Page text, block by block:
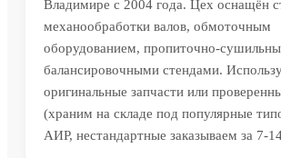
Владимире с 2004 года. Цех оснащён
механообработки валов, обмоточным
оборудованием, пропиточно-
балансировочными стендами.
оригинальные запчасти или
(храним на складе под популярные
АИР, нестандартные заказываем за 7-